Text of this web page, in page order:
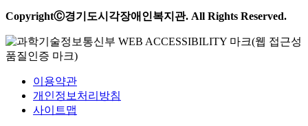
CopyrightⒸ경기도시각장애인복지관. All Rights Reserved.
이용약관
개인정보처리방침
사이트맵